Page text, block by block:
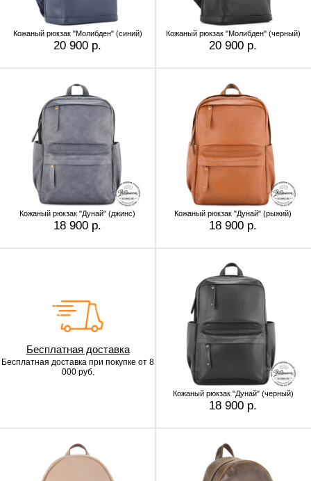
Кожаный рюкзак "Молибден" (синий)
20 900 р.
Кожаный рюкзак "Молибден" (черный)
20 900 р.
Кожаный рюкзак "Дунай" (джинс)
18 900 р.
Кожаный рюкзак "Дунай" (рыжий)
18 900 р.
Бесплатная доставка
Бесплатная доставка при покупке от 8
000 руб.
Кожаный рюкзак "Дунай" (черный)
18 900 р.